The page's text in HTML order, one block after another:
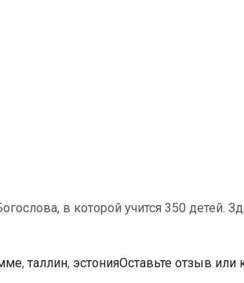
в которой учится 350
, таллин, эстонияОставьте отзыв или